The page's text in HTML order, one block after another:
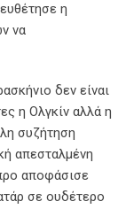
η
να
δεν είναι
η Ολγκίν αλλά η
συζήτηση
απεσταλμένη
αποφάσισε
σε ουδέτερο